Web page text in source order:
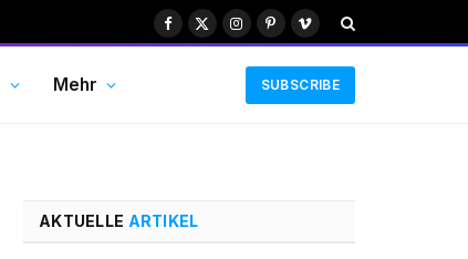
Facebook
X
Instagram
PinterestVimeo
Mehr SUBSCRIBE
AKTUELLE ARTIKEL